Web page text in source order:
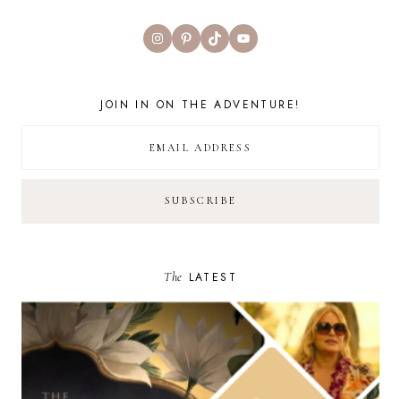
InstagramPinterest
TikTokYouTube
JOIN IN ON THE ADVENTURE!
The LATEST